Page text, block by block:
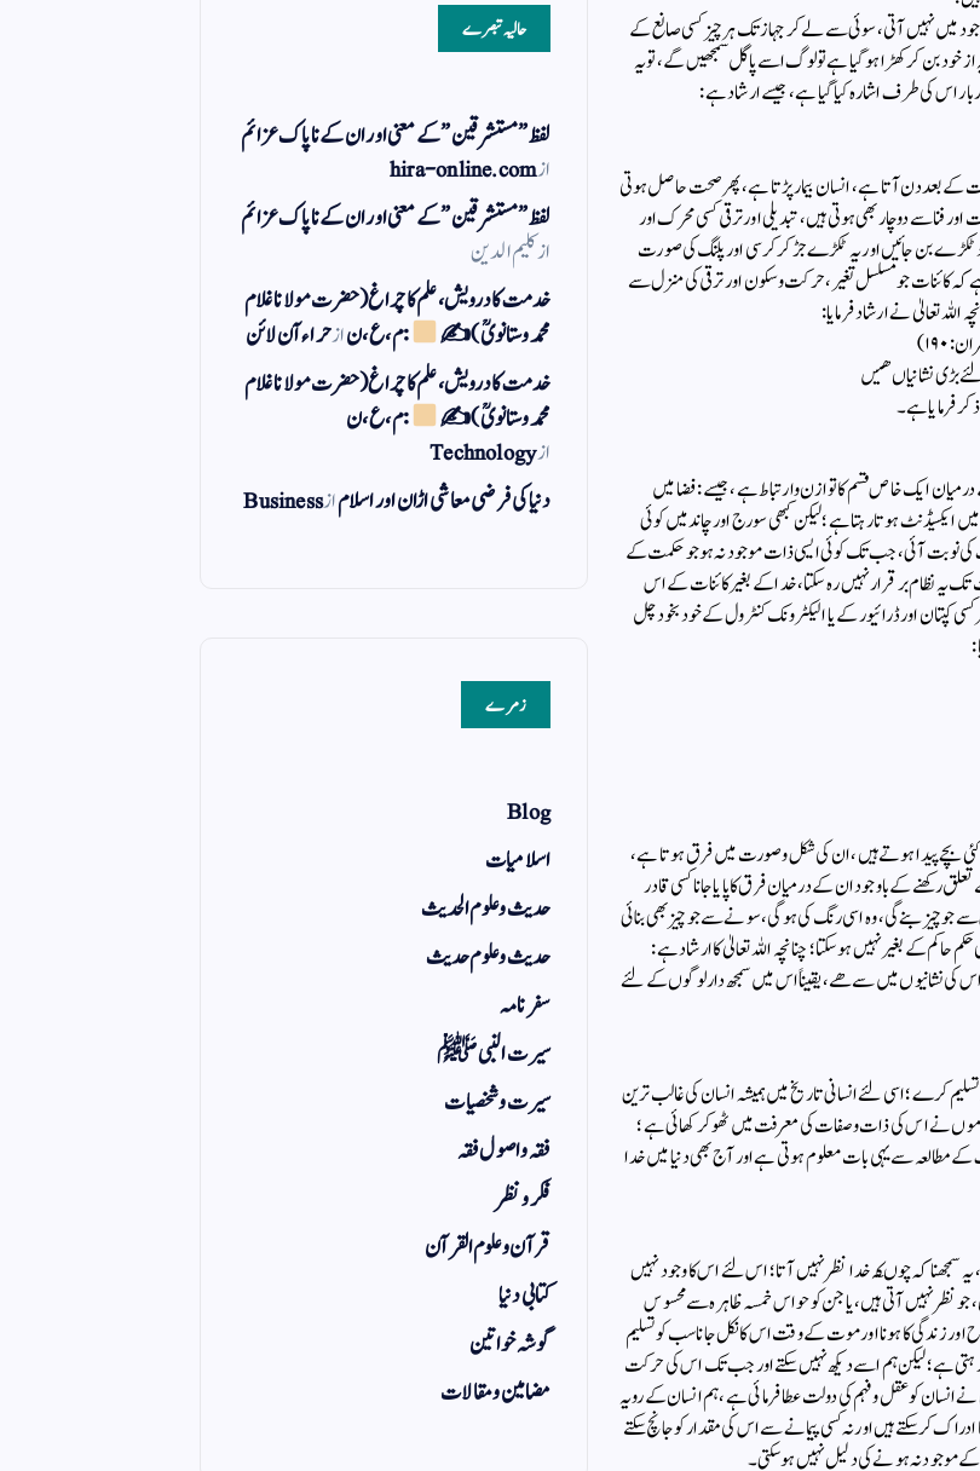
میں نہیں آتی ، سوئی سے لے کر جہاز تک ہر چیز کسی صانع کے
بن کر کھڑا ہوگیا ہے تو لوگ اسے پاگل سمجھیں گے ، تو یہ
اس کی طرف اشارہ کیا گیا ہے ، جیسے ارشاد ہے :
بعد دن آتا ہے ، انسان بیمار پڑتا ہے ، پھر صحت حاصل ہوتی
فنا سے دوچار بھی ہوتی ہیں ، تبدیلی اور ترقی کسی محرک اور
ٹکڑے بن جائیں اور یہ ٹکڑے جڑ کر کرسی اور پلنگ کی صورت
کہ کائنات جو مسلسل تغیر ، حرکت وسکون اور ترقی کی منزل سے
تعالیٰ نے ارشاد فرمایا :
بڑی نشانیاں هیں
فرمایا ہے ۔
ایک خاص قسم کا توازن وارتباط ہے ، جیسے : فضا میں
ہوتا رہتا ہے ؛ لیکن کبھی سورج اور چاند میں کوئی
کی نوبت آئی ، جب تک کوئی ایسی ذات موجود نہ ہوجو حکمت کے
یہ نظام برقرار نہیں رہ سکتا ، خدا کے بغیر کائنات کے اس
کپتان اور ڈرائیور کے یا الیکٹرونک کنٹرول کے خود بخود چل
:
بچے پیدا ہوتے ہیں ، ان کی شکل وصورت میں فرق ہوتا ہے ،
رکھنے کے باوجود ان کے درمیان فرق کا پایا جانا کسی قادر
جو چیز بنے گی ، وہ اسی رنگ کی ہوگی ، سونے سے جو چیز بھی بنائی
حاکم کے بغیر نہیں ہوسکتا ؛ چنانچہ اللہ تعالیٰ کا ارشاد ہے :
اس كی نشانیوں میں سے هے، یقیناََ اس میں سمجھ دار لوگوں كے لئے
کرے ؛ اسی لئے انسانی تاریخ میں ہمیشہ انسان کی غالب ترین
نے اس کی ذات وصفات کی معرفت میں ٹھوکر کھائی ہے ؛
کے مطالعہ سے یہی بات معلوم ہوتی ہے اور آج بھی دنیا میں خدا
سمجھنا کہ چوںکہ خدا نظر نہیں آتا ؛ اس لئے اس کا وجود نہیں
جو نظر نہیں آتی ہیں ، یا جن کو حواس خمسہ ظاہرہ سے محسوس
زندگی کا ہونا اور موت کے وقت اس کا نکل جانا سب کو تسلیم
رہتی ہے ؛ لیکن ہم اسے دیکھ نہیں سکتے اور جب تک اس کی حرکت
کو عقل وفہم کی دولت عطا فرمائی ہے ، ہم انسان کے رویہ
کرسکتے ہیں اور نہ کسی پیمانے سے اس کی مقدار کو جانچ سکتے
کے موجودنہ ہونے کی دلیل نہیں ہوسکتی ۔
حالیہ تبصرے
لفظ ” مستشرقین ” کے معنی اور ان کے نا پاک عزائم
ازhira-online.com
لفظ ” مستشرقین ” کے معنی اور ان کے نا پاک عزائم
ازکلیم الدین
خدمت کا درویش، علم کا چراغ(حضرت مولانا غلام
محمد وستانویؒ)✍
: م ، ع ، نازحراء آن لائن
خدمت کا درویش، علم کا چراغ(حضرت مولانا غلام
محمد وستانویؒ)✍
: م ، ع ، ن
ازTechnology
دنیا کی فرضی معاشی اڑان اور اسلامازBusiness
زمرے
Blog
اسلامیات
حدیث و علوم الحدیث
حدیث و علوم حدیث
سفر نامہ
سیرت النبی ﷺ
سیرت و شخصیات
فقہ و اصول فقہ
فکر و نظر
قرآن و علوم القرآن
کتابی دنیا
گوشہ خواتین
مضامین و مقالات